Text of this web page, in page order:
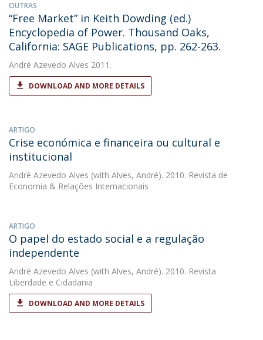
OUTRAS
“Free Market” in Keith Dowding (ed.)
Encyclopedia of Power. Thousand Oaks,
California: SAGE Publications, pp. 262-263.
André Azevedo Alves 2011.
DOWNLOAD AND MORE DETAILS
ARTIGO
Crise económica e financeira ou cultural e
institucional
André Azevedo Alves (with Alves, André). 2010. Revista de
Economia & Relações Internacionais
ARTIGO
O papel do estado social e a regulação
independente
André Azevedo Alves (with Alves, André). 2010. Revista
Liberdade e Cidadania
DOWNLOAD AND MORE DETAILS